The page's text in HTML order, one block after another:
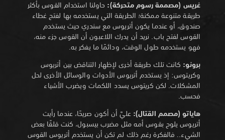
غريس (مصممة رسوم متحركة): حاولنا استخدام القوس بأكثر
طريقة متنوعة ممكنة؛ الطريقة التي يستخدمه بها لفتح غطاء
صندوق، أو عندما يكون أتريوس مع سندري حيث يستخدم
القوس لفتح باب. نريد أن يدرك اللاعبون أن القوس جزء منه،
فهو يستخدمه طول الوقت، ودائمًا ما يفكر به.
برونو: كانت تلك طريقة أخرى لإظهار التناقض بين أتريوس
وكريتوس: إذ يستخدم أتريوس الأدوات والوسائل الأخرى لحل
المشكلات. لكن كريتوس يسدد اللكمات ويضرب الأشياء
فحسب.
هاياتو (مصمم القتال):عليَّ أن أكون صريحًا، عندما رأيت
أتريوس يلوح بقوس أمه مثل مضرب بيسبول، كنت قلقًا بعض
الشيء.. فالفكرة رغم ذلك لم تكن أن يستخدم أتريوس القوس